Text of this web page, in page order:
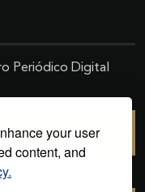
your user
content, and
Periódico Digital